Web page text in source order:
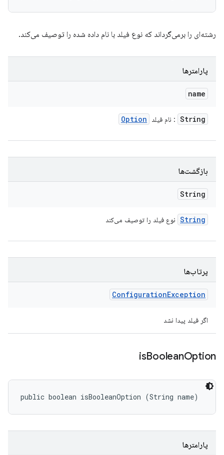
رشته‌ای را برمی‌گرداند که نوع فیلد با نام داده شده را توصیف می‌کند.
پارامترها
name
String : نام فیلد Option
بازگشت‌ها
String
String نوع فیلد را توصیف می‌کند
پرتاب‌ها
ConfigurationException
اگر فیلد پیدا نشد
isBooleanOption
public boolean isBooleanOption (String name)
پارامترها